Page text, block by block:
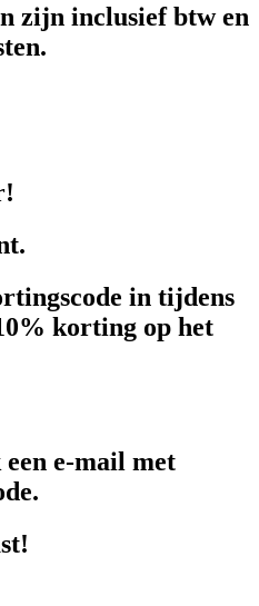
zijn inclusief btw en
in tijdens
korting op het
e-mail met